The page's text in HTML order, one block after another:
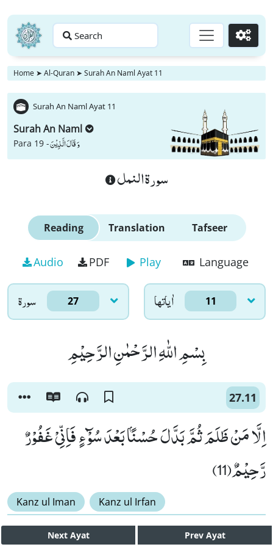
Search Go
Home ➤ Al-Quran ➤ Surah An Naml Ayat 11
Surah An Naml Ayat 11
Surah An Naml
Para 19 -وَ قَالَ الَّذِیْنَ
سورة النمل
Reading Translation Tafseer
Audio PDF Play Language
سورۃ 27 اٰياتها 11
بِسْمِ اللّٰهِ الرَّحْمٰنِ الرَّحِیْمِ
27.11
اِلَّا مَنْ ظَلَمَ ثُمَّ بَدَّلَ حُسْنًۢا بَعْدَ سُوْٓءٍ فَاِنِّیْ غَفُوْرٌ
رَّحِیْمٌ(11)
Kanz ul Iman Kanz ul Irfan
Next Ayat Prev Ayat